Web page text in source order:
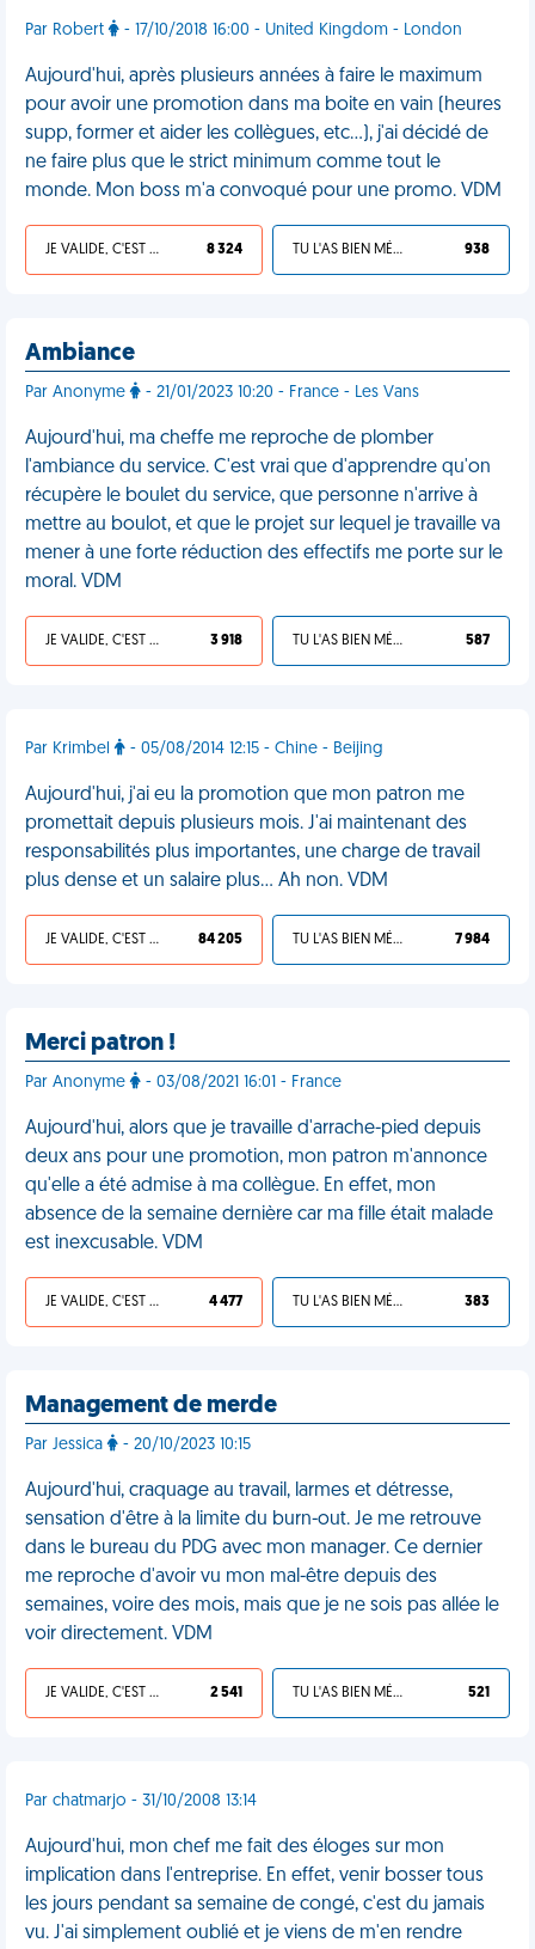
Par Robert - 17/10/2018 16:00 - United Kingdom - London
Aujourd'hui, après plusieurs années à faire le maximum
pour avoir une promotion dans ma boite en vain (heures
supp, former et aider les collègues, etc...), j'ai décidé de
ne faire plus que le strict minimum comme tout le
monde. Mon boss m'a convoqué pour une promo. VDM
JE VALIDE, C'EST UNE VDM 8 324 TU L'AS BIEN MÉRITÉ 938
Ambiance
Par Anonyme - 21/01/2023 10:20 - France - Les Vans
Aujourd'hui, ma cheffe me reproche de plomber
l'ambiance du service. C'est vrai que d'apprendre qu'on
récupère le boulet du service, que personne n'arrive à
mettre au boulot, et que le projet sur lequel je travaille va
mener à une forte réduction des effectifs me porte sur le
moral. VDM
JE VALIDE, C'EST UNE VDM 3 918 TU L'AS BIEN MÉRITÉ 587
Par Krimbel - 05/08/2014 12:15 - Chine - Beijing
Aujourd'hui, j'ai eu la promotion que mon patron me
promettait depuis plusieurs mois. J'ai maintenant des
responsabilités plus importantes, une charge de travail
plus dense et un salaire plus... Ah non. VDM
JE VALIDE, C'EST UNE VDM 84 205 TU L'AS BIEN MÉRITÉ 7 984
Merci patron !
Par Anonyme - 03/08/2021 16:01 - France
Aujourd'hui, alors que je travaille d'arrache-pied depuis
deux ans pour une promotion, mon patron m'annonce
qu'elle a été admise à ma collègue. En effet, mon
absence de la semaine dernière car ma fille était malade
est inexcusable. VDM
JE VALIDE, C'EST UNE VDM 4 477 TU L'AS BIEN MÉRITÉ 383
Management de merde
Par Jessica - 20/10/2023 10:15
Aujourd'hui, craquage au travail, larmes et détresse,
sensation d'être à la limite du burn-out. Je me retrouve
dans le bureau du PDG avec mon manager. Ce dernier
me reproche d'avoir vu mon mal-être depuis des
semaines, voire des mois, mais que je ne sois pas allée le
voir directement. VDM
JE VALIDE, C'EST UNE VDM 2 541 TU L'AS BIEN MÉRITÉ 521
Par chatmarjo - 31/10/2008 13:14
Aujourd'hui, mon chef me fait des éloges sur mon
implication dans l'entreprise. En effet, venir bosser tous
les jours pendant sa semaine de congé, c'est du jamais
vu. J'ai simplement oublié et je viens de m'en rendre